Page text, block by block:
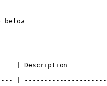
| Description
|